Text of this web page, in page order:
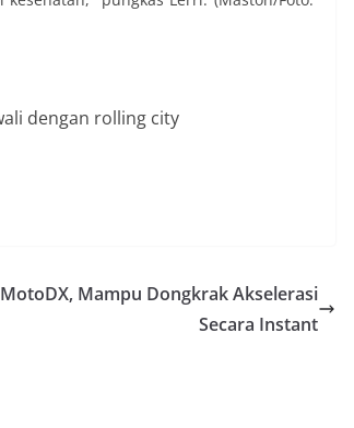
dengan rolling city
Mampu Dongkrak Akselerasi
Secara Instant